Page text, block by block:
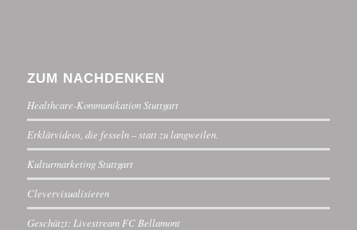
ZUM NACHDENKEN
Healthcare-Kommunikation Stuttgart
Erklärvideos, die fesseln – statt zu langweilen.
Kulturmarketing Stuttgart
Clevervisualisieren
Geschützt: Livestream FC Bellamont